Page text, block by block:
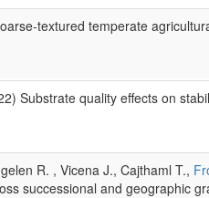
textured temperate
Substrate quality effects on
R. , Vicena J., Cajthaml T.,
successional and geographic